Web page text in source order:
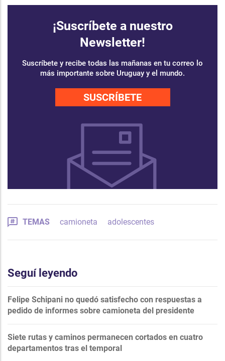
¡Suscríbete a nuestro
Newsletter!
Suscríbete y recibe todas las mañanas en tu correo lo
más importante sobre Uruguay y el mundo.
SUSCRÍBETE
TEMAS camioneta adolescentes
Seguí leyendo
Felipe Schipani no quedó satisfecho con respuestas a
pedido de informes sobre camioneta del presidente
Siete rutas y caminos permanecen cortados en cuatro
departamentos tras el temporal